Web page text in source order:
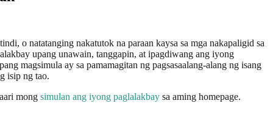
o natatanging nakatutok na paraan kaysa sa mga nakapaligid sa
upang unawain, tanggapin, at ipagdiwang ang iyong
magsimula ay sa pamamagitan ng pagsasaalang-alang ng isang
isip ng tao.
mong simulan ang iyong paglalakbay sa aming homepage.